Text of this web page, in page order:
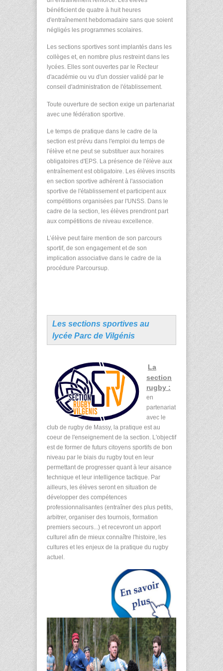
bénéficient de quatre à huit heures
d'entraînement hebdomadaire sans que soient
négligés les programmes scolaires.
Les sections sportives sont implantés dans les
collèges et, en nombre plus restreint dans les
lycées. Elles sont ouvertes par le Recteur
d'académie ou vu d'un dossier validé par le
conseil d'administration de l'établissement.
Toute ouverture de section exige un partenariat
avec une fédération sportive.
Le temps de pratique dans le cadre de la
section est prévu dans l'emploi du temps de
l'élève et ne peut se substituer aux horaires
obligatoires d'EPS. La présence de l'élève aux
entraînement est obligatoire. Les élèves inscrits
en section sportive adhèrent à l'association
sportive de l'établissement et participent aux
compétitions organisées par l'UNSS. Dans le
cadre de la section, les élèves prendront part
aux compétitions de niveau excellence.
L’élève peut faire mention de son parcours
sportif, de son engagement et de son
implication associative dans le cadre de la
procédure Parcoursup.
Les sections sportives au
lycée Parc de Vilgénis
La
section
rugby :
en
partenariat
avec le
club de rugby de Massy, la pratique est au
coeur de l'enseignement de la section. L'objectif
est de former de futurs citoyens sportifs de bon
niveau par le biais du rugby tout en leur
permettant de progresser quant à leur aisance
technique et leur intelligence tactique. Par
ailleurs, les élèves seront en situation de
développer des compétences
professionnalisantes (entraîner des plus petits,
arbitrer, organiser des tournois, formation
premiers secours...) et recevront un apport
culturel afin de mieux connaître l'histoire, les
cultures et les enjeux de la pratique du rugby
actuel.